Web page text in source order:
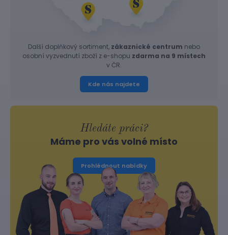
Další doplňkový sortiment, zákaznické centrum nebo
osobní vyzvednutí zboží z e-shopu zdarma na 9 místech
v ČR.
Kde nás najdete
Hledáte práci?
Máme pro vás volné místo
Prohlédnout nabídky